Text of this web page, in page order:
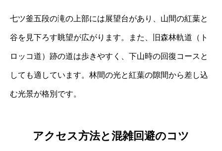
七ツ釜五段の滝の上部には展望台があり、山間の紅葉と
谷を見下ろす眺望が広がります。また、旧森林軌道（ト
ロッコ道）跡の道は歩きやすく、下山時の回復コースと
しても適しています。林間の光と紅葉の隙間から差し込
む光景が格別です。
アクセス方法と混雑回避のコツ